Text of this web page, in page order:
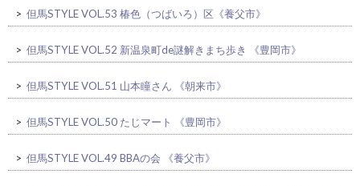
> 但馬STYLE VOL.53 椿色（つばいろ）区《養父市》
> 但馬STYLE VOL.52 新温泉町de謎解きまち歩き 《豊岡市》
> 但馬STYLE VOL.51 山本瞳さん 《朝来市》
> 但馬STYLE VOL.50 たじマート 《豊岡市》
> 但馬STYLE VOL.49 BBAの会 《養父市》